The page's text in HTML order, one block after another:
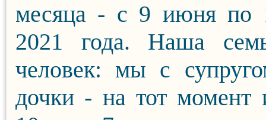
месяца - с 9 июня по
2021 года. Наша
человек: мы с
дочки - на тот